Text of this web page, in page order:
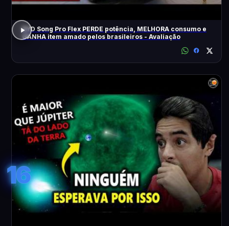
BYD Song Pro Flex PERDE potência, MELHORA consumo e
GANHA item amado pelos brasileiros - Avaliação
16